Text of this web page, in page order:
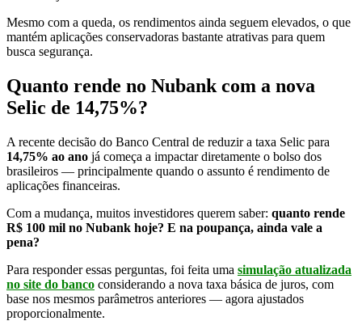
Mesmo com a queda, os rendimentos ainda seguem elevados, o que
mantém aplicações conservadoras bastante atrativas para quem
busca segurança.
Quanto rende no Nubank com a nova
Selic de 14,75%?
A recente decisão do Banco Central de reduzir a taxa Selic para
14,75% ao ano já começa a impactar diretamente o bolso dos
brasileiros — principalmente quando o assunto é rendimento de
aplicações financeiras.
Com a mudança, muitos investidores querem saber: quanto rende
R$ 100 mil no Nubank hoje? E na poupança, ainda vale a
pena?
Para responder essas perguntas, foi feita uma simulação atualizada
no site do banco considerando a nova taxa básica de juros, com
base nos mesmos parâmetros anteriores — agora ajustados
proporcionalmente.